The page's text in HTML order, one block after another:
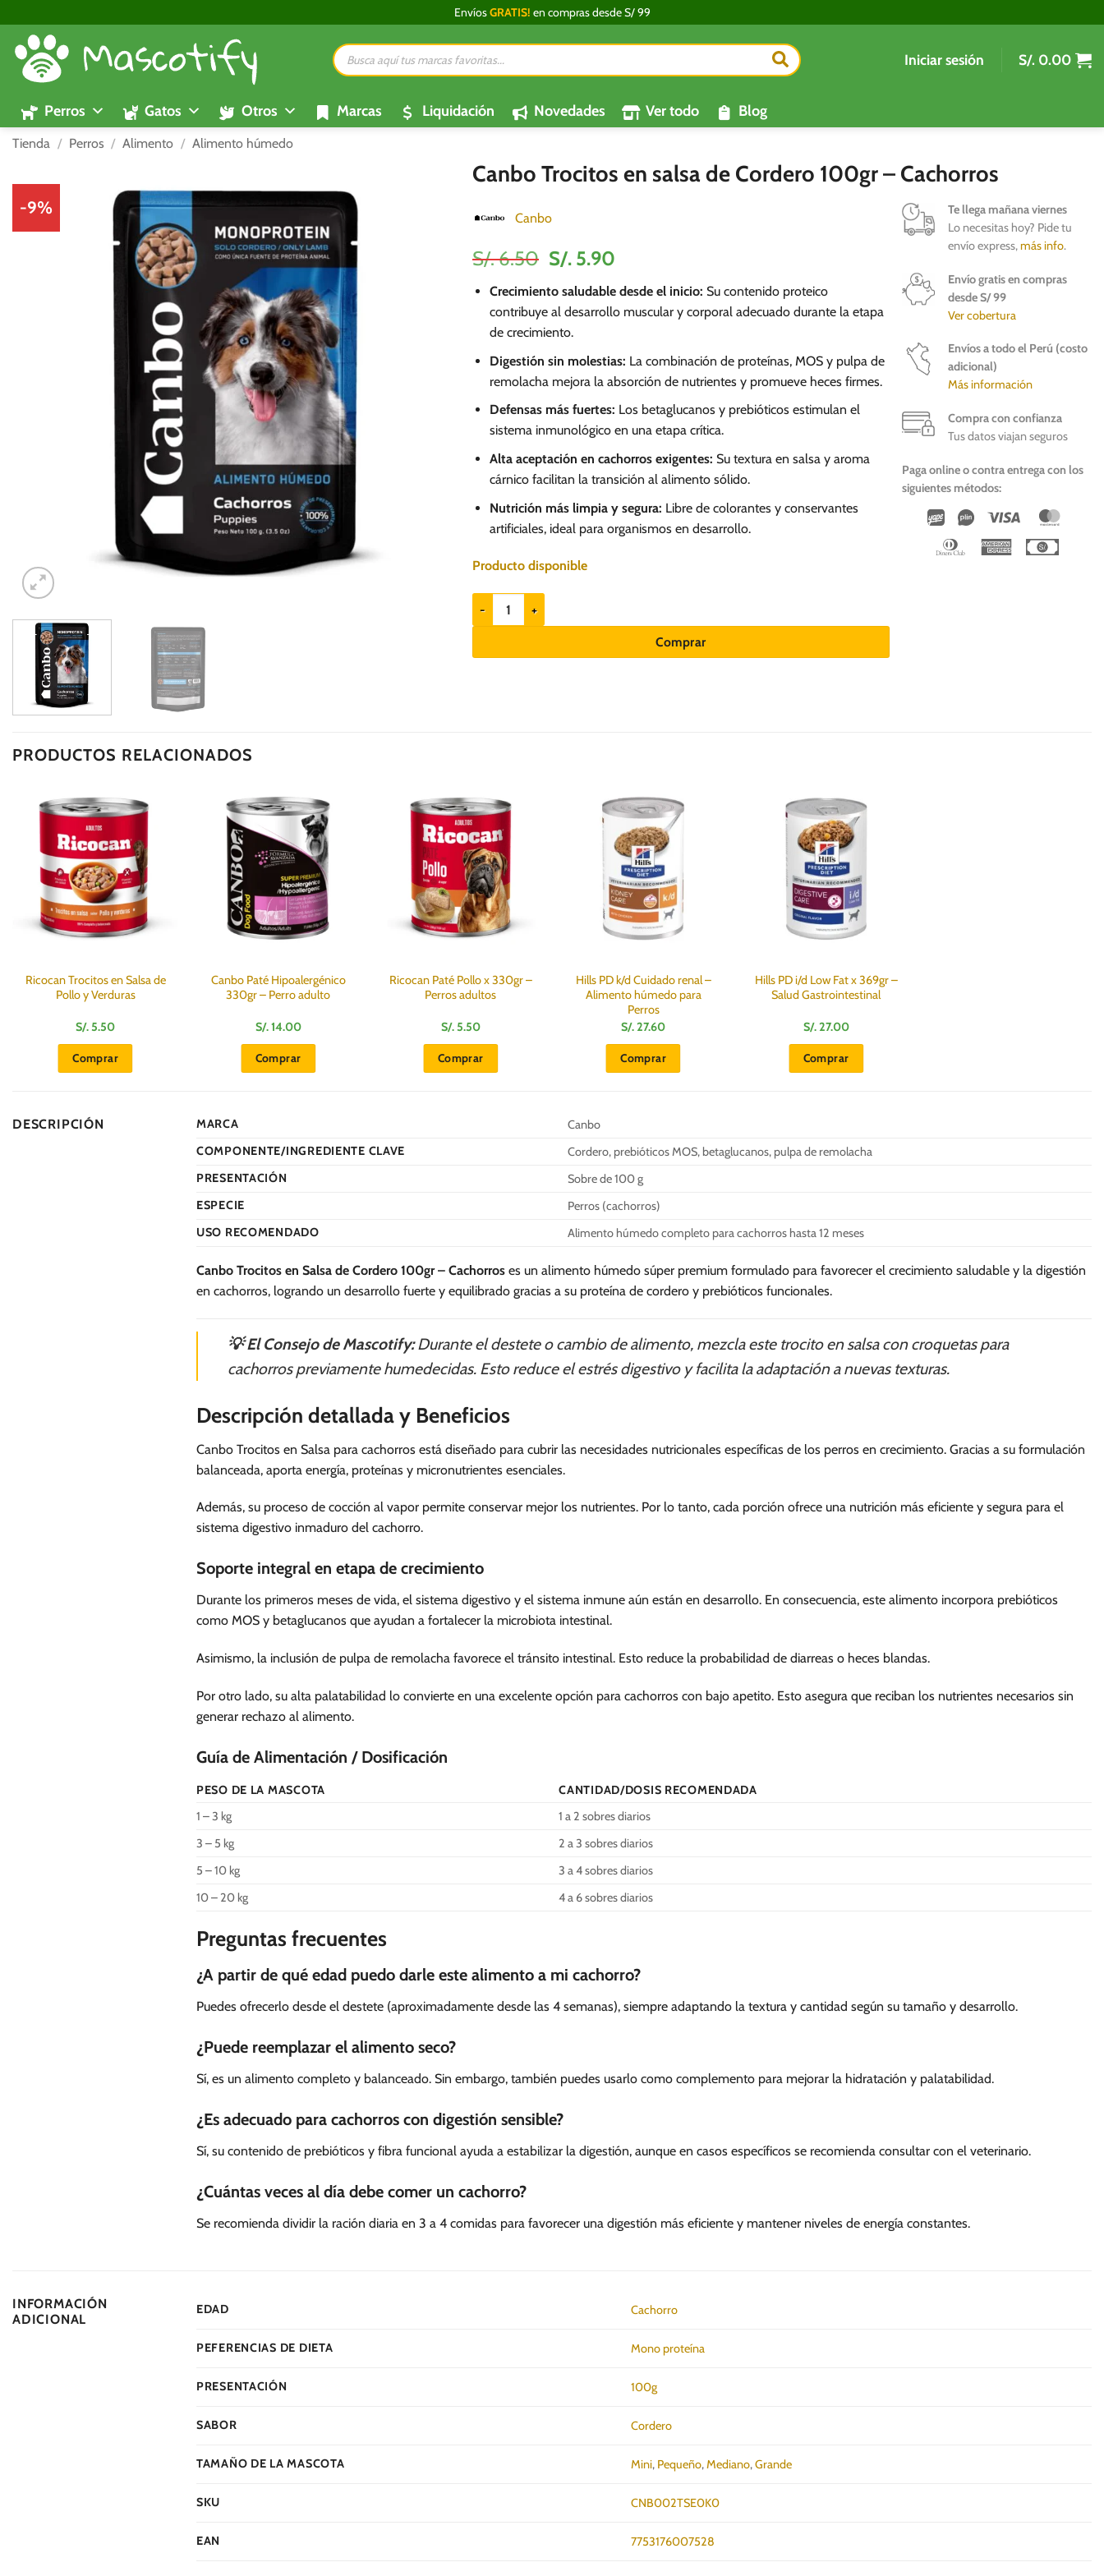
al
contenido
EnvíosGRATIS! en compras desde S/ 99
Búsqueda
de
productos
Iniciar sesión S/. 0.00
Perros Gatos Otros Marcas Liquidación Novedades Ver todo Blog
Tienda / Perros / Alimento / Alimento húmedo
-9%
Canbo Trocitos en salsa de Cordero 100gr – Cachorros
Canbo
S/.6.50 El
original
era:
S/.
6.50.
S/. 5.90
actual
es:
5.90.
Crecimiento saludable desde el inicio: Su contenido proteico
contribuye al desarrollo muscular y corporal adecuado durante la etapa
de crecimiento.
Digestión sin molestias: La combinación de proteínas, MOS y pulpa de
remolacha mejora la absorción de nutrientes y promueve heces firmes.
Defensas más fuertes: Los betaglucanos y prebióticos estimulan el
sistema inmunológico en una etapa crítica.
Alta aceptación en cachorros exigentes: Su textura en salsa y aroma
cárnico facilitan la transición al alimento sólido.
Nutrición más limpia y segura: Libre de colorantes y conservantes
artificiales, ideal para organismos en desarrollo.
Producto disponible
Canbo Trocitos en salsa de Cordero 100gr - Cachorros cantidad
Comprar
Te llega mañana viernes
Lo necesitas hoy? Pide tu
envío express,más info.
Envío gratis en compras
desde S/ 99
Ver cobertura
Envíos a todo el Perú (costo
adicional)
Más información
Compra con confianza
Tus datos viajan seguros
Paga online o contra entrega con los
siguientes métodos:
Wirecard
Vipps Visa
Dinners
American
PRODUCTOS RELACIONADOS
Ricocan Trocitos en Salsa de
Pollo y Verduras
S/. 5.50
Comprar
Canbo Paté Hipoalergénico
330gr – Perro adulto
S/.14.00
Comprar
Ricocan Paté Pollo x 330gr –
Perros adultos
S/. 5.50
Comprar
Hills PD k/d Cuidado renal –
Alimento húmedo para
Perros
S/.27.60
Comprar
Hills PD i/d Low Fat x 369gr –
Salud Gastrointestinal
S/.27.00
Comprar
DESCRIPCIÓN MARCA
Canbo
COMPONENTE/INGREDIENTE CLAVE
Cordero, prebióticos MOS, betaglucanos, pulpa de remolacha
PRESENTACIÓN
Sobre de 100 g
ESPECIE
Perros (cachorros)
USO RECOMENDADO
Alimento húmedo completo para cachorros hasta 12 meses
Canbo Trocitos en Salsa de Cordero 100gr – Cachorros es un alimento húmedo súper premium formulado para favorecer el crecimiento saludable y la digestión
en cachorros, logrando un desarrollo fuerte y equilibrado gracias a su proteína de cordero y prebióticos funcionales.
💡 El Consejo de Mascotify:Durante el destete o cambio de alimento, mezcla este trocito en salsa con croquetas para
cachorros previamente humedecidas. Esto reduce el estrés digestivo y facilita la adaptación a nuevas texturas.
Descripción detallada y Beneficios
Canbo Trocitos en Salsa para cachorros está diseñado para cubrir las necesidades nutricionales específicas de los perros en crecimiento. Gracias a su formulación
balanceada, aporta energía, proteínas y micronutrientes esenciales.
Además, su proceso de cocción al vapor permite conservar mejor los nutrientes. Por lo tanto, cada porción ofrece una nutrición más eficiente y segura para el
sistema digestivo inmaduro del cachorro.
Soporte integral en etapa de crecimiento
Durante los primeros meses de vida, el sistema digestivo y el sistema inmune aún están en desarrollo. En consecuencia, este alimento incorpora prebióticos
como MOS y betaglucanos que ayudan a fortalecer la microbiota intestinal.
Asimismo, la inclusión de pulpa de remolacha favorece el tránsito intestinal. Esto reduce la probabilidad de diarreas o heces blandas.
Por otro lado, su alta palatabilidad lo convierte en una excelente opción para cachorros con bajo apetito. Esto asegura que reciban los nutrientes necesarios sin
generar rechazo al alimento.
Guía de Alimentación / Dosificación
PESO DE LA MASCOTA
CANTIDAD/DOSIS RECOMENDADA
1 – 3 kg
1 a 2 sobres diarios
3 – 5 kg
2 a 3 sobres diarios
5 – 10 kg
3 a 4 sobres diarios
10 – 20 kg
4 a 6 sobres diarios
Preguntas frecuentes
¿A partir de qué edad puedo darle este alimento a mi cachorro?
Puedes ofrecerlo desde el destete (aproximadamente desde las 4 semanas), siempre adaptando la textura y cantidad según su tamaño y desarrollo.
¿Puede reemplazar el alimento seco?
Sí, es un alimento completo y balanceado. Sin embargo, también puedes usarlo como complemento para mejorar la hidratación y palatabilidad.
¿Es adecuado para cachorros con digestión sensible?
Sí, su contenido de prebióticos y fibra funcional ayuda a estabilizar la digestión, aunque en casos específicos se recomienda consultar con el veterinario.
¿Cuántas veces al día debe comer un cachorro?
Se recomienda dividir la ración diaria en 3 a 4 comidas para favorecer una digestión más eficiente y mantener niveles de energía constantes.
INFORMACIÓN
ADICIONAL
EDAD Cachorro
PEFERENCIAS DE DIETA Mono proteína
PRESENTACIÓN 100g
SABOR Cordero
TAMAÑO DE LA MASCOTA Mini, Pequeño,Mediano,Grande
SKU CNB002TSE0K0
EAN 7753176007528